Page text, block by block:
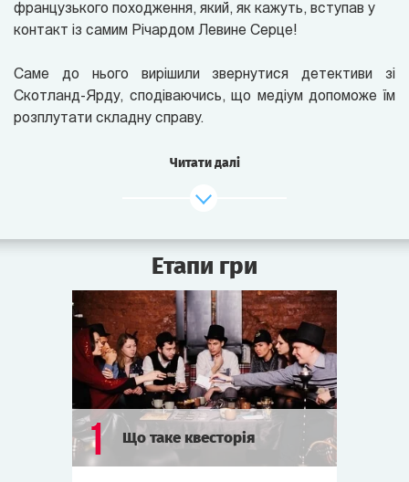
французького походження, який, як кажуть, вступав у
контакт із самим Річардом Левине Серце!
Саме до нього вирішили звернутися детективи зі
Скотланд-Ярду, сподіваючись, що медіум допоможе їм
розплутати складну справу.
Тиждень тому було вбито відомого промисловця,
лорда Корнуелла. Його тіло знайшли під вікнами його
сплановане вбивство. Їм навіть вдалося заарештувати
трьох підозрюваних. Однак не вистачає важливих
деталей цього злочину, щоб звинуватити когось одного.
Саме ці деталі і хоче випитати у вбитого лорда
детектив Майлз із допомогою медіума.
Усіх підозрюваних, детектива Майлза, а також деяких
зацікавлених осіб запрошено на спіритичний сеанс у
салон Пуатьє...
Читати далі
Етапи гри
1 Що таке квесторія